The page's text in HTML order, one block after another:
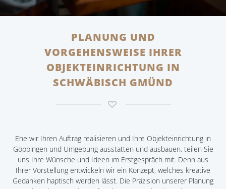
PLANUNG UND
VORGEHENSWEISE IHRER
OBJEKTEINRICHTUNG IN
SCHWÄBISCH GMÜND
Ehe wir Ihren Auftrag realisieren und Ihre Objekteinrichtung in
Göppingen und Umgebung ausstatten und ausbauen, teilen Sie
uns Ihre Wünsche und Ideen im Erstgespräch mit. Denn aus
Ihrer Vorstellung entwickeln wir ein Konzept, welches kreative
Gedanken haptisch werden lässt. Die Präzision unserer Planung